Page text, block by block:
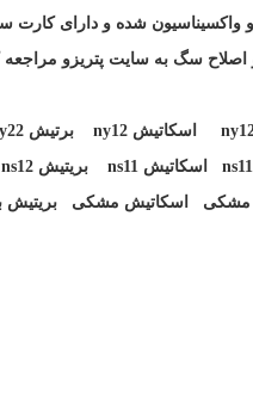
واکسیناسیون شده و دارای کارت
سگ به سایت پتریزو مراجعه
اسکاتیش برتیش
اسکاتیش بریتیش
اسکاتیش مشکی بریتیش